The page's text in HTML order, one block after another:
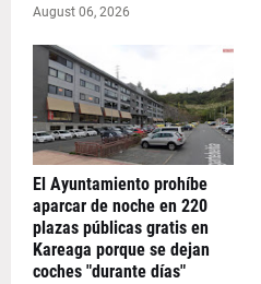
August 06, 2026
El Ayuntamiento prohíbe
aparcar de noche en 220
plazas públicas gratis en
Kareaga porque se dejan
coches "durante días"